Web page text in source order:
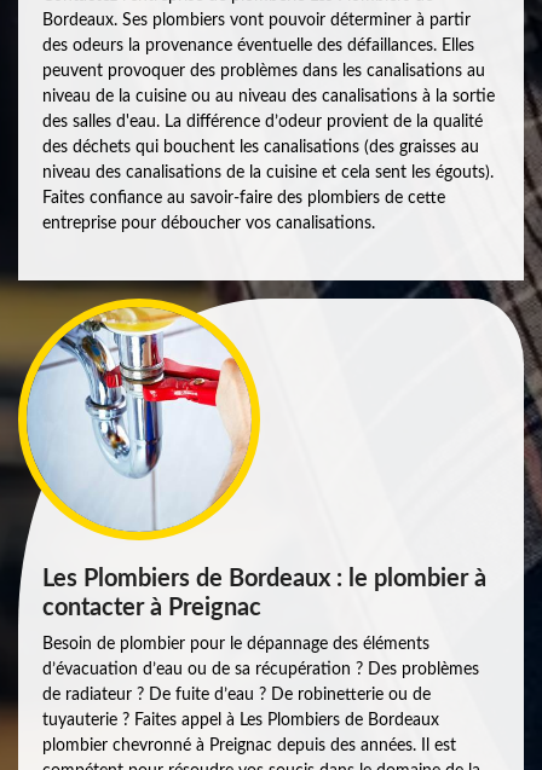
Bordeaux. Ses plombiers vont pouvoir déterminer à partir
des odeurs la provenance éventuelle des défaillances. Elles
peuvent provoquer des problèmes dans les canalisations au
niveau de la cuisine ou au niveau des canalisations à la sortie
des salles d'eau. La différence d’odeur provient de la qualité
des déchets qui bouchent les canalisations (des graisses au
niveau des canalisations de la cuisine et cela sent les égouts).
Faites confiance au savoir-faire des plombiers de cette
entreprise pour déboucher vos canalisations.
Les Plombiers de Bordeaux : le plombier à
contacter à Preignac
Besoin de plombier pour le dépannage des éléments
d’évacuation d’eau ou de sa récupération ? Des problèmes
de radiateur ? De fuite d’eau ? De robinetterie ou de
tuyauterie ? Faites appel à Les Plombiers de Bordeaux
plombier chevronné à Preignac depuis des années. Il est